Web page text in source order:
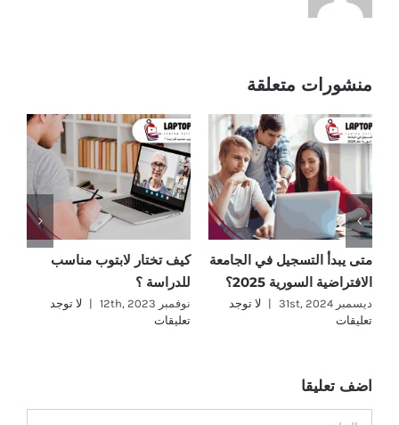
منشورات متعلقة
متى يبدأ التسجيل في الجامعة
الافتراضية السورية 2025؟
ديسمبر 31st, 2024 |
لا توجد
تعليقات
كيف تختار لابتوب مناسب
للدراسة ؟
نوفمبر 12th, 2023 |
لا توجد
تعليقات
اضف تعليقا
تعليق